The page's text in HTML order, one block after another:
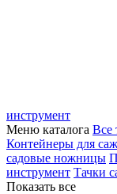
инструмент
Меню каталога Все
Контейнеры для
садовые ножницы
инструмент Тачки
Показать все